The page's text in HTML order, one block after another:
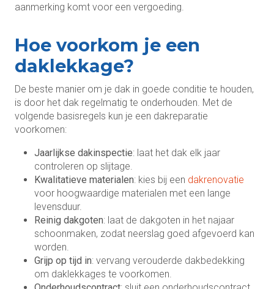
aanmerking komt voor een vergoeding.
Hoe voorkom je een
daklekkage?
De beste manier om je dak in goede conditie te houden,
is door het dak regelmatig te onderhouden. Met de
volgende basisregels kun je een dakreparatie
voorkomen:
Jaarlijkse dakinspectie: laat het dak elk jaar
controleren op slijtage.
Kwalitatieve materialen: kies bij een dakrenovatie
voor hoogwaardige materialen met een lange
levensduur.
Reinig dakgoten: laat de dakgoten in het najaar
schoonmaken, zodat neerslag goed afgevoerd kan
worden.
Grijp op tijd in: vervang verouderde dakbedekking
om daklekkages te voorkomen.